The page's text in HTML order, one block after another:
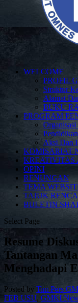
WELCOME
PROFIL
Struktur
Alamat
BUKU
PROGRAM
Aksi Dan
KOMISARIAT
KREATIVITAS
OPINI
RENUNGAN
TEMA
TAJUK
BULETIN
Select Page
Resume
Tantangan
Menghadapi
Posted by Tim Pers
FEB USU, GMKI